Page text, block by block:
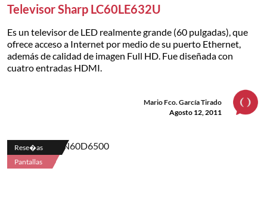
Televisor Sharp LC60LE632U
Es un televisor de LED realmente grande (60 pulgadas), que
ofrece acceso a Internet por medio de su puerto Ethernet,
además de calidad de imagen Full HD. Fue diseñada con
cuatro entradas HDMI.
Mario Fco. García Tirado
Agosto 12, 2011
Rese�as
Pantallas